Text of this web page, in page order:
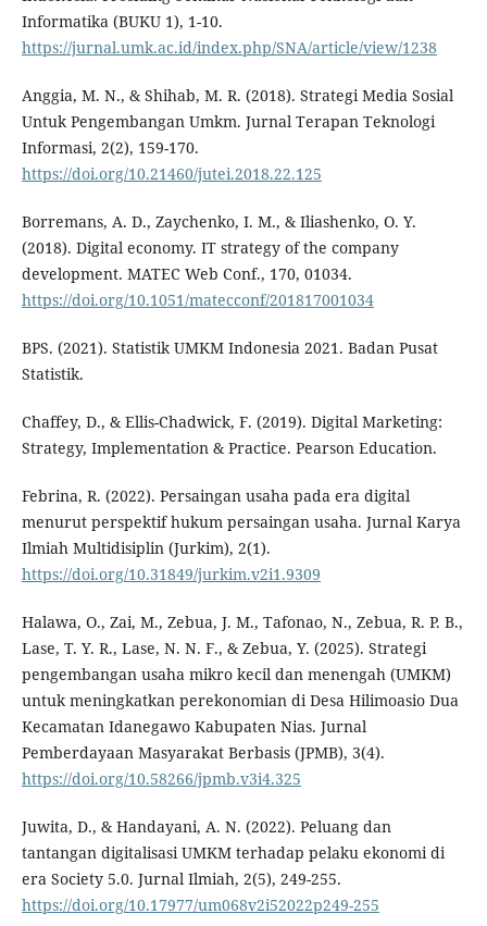
Informatika (BUKU 1), 1-10.
https://jurnal.umk.ac.id/index.php/SNA/article/view/1238
Anggia, M. N., & Shihab, M. R. (2018). Strategi Media Sosial
Untuk Pengembangan Umkm. Jurnal Terapan Teknologi
Informasi, 2(2), 159-170.
https://doi.org/10.21460/jutei.2018.22.125
Borremans, A. D., Zaychenko, I. M., & Iliashenko, O. Y.
(2018). Digital economy. IT strategy of the company
development. MATEC Web Conf., 170, 01034.
https://doi.org/10.1051/matecconf/201817001034
BPS. (2021). Statistik UMKM Indonesia 2021. Badan Pusat
Statistik.
Chaffey, D., & Ellis-Chadwick, F. (2019). Digital Marketing:
Strategy, Implementation & Practice. Pearson Education.
Febrina, R. (2022). Persaingan usaha pada era digital
menurut perspektif hukum persaingan usaha. Jurnal Karya
Ilmiah Multidisiplin (Jurkim), 2(1).
https://doi.org/10.31849/jurkim.v2i1.9309
Halawa, O., Zai, M., Zebua, J. M., Tafonao, N., Zebua, R. P. B.,
Lase, T. Y. R., Lase, N. N. F., & Zebua, Y. (2025). Strategi
pengembangan usaha mikro kecil dan menengah (UMKM)
untuk meningkatkan perekonomian di Desa Hilimoasio Dua
Kecamatan Idanegawo Kabupaten Nias. Jurnal
Pemberdayaan Masyarakat Berbasis (JPMB), 3(4).
https://doi.org/10.58266/jpmb.v3i4.325
Juwita, D., & Handayani, A. N. (2022). Peluang dan
tantangan digitalisasi UMKM terhadap pelaku ekonomi di
era Society 5.0. Jurnal Ilmiah, 2(5), 249-255.
https://doi.org/10.17977/um068v2i52022p249-255